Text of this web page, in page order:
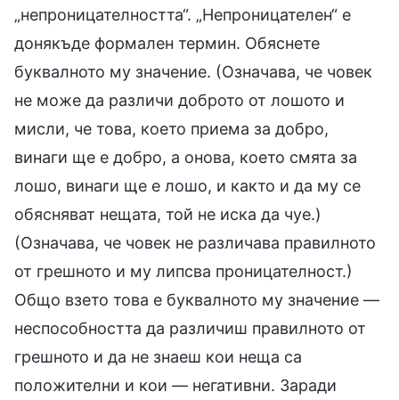
„непроницателността“. „Непроницателен“ е
донякъде формален термин. Обяснете
буквалното му значение. (Означава, че човек
не може да различи доброто от лошото и
мисли, че това, което приема за добро,
винаги ще е добро, а онова, което смята за
лошо, винаги ще е лошо, и както и да му се
обясняват нещата, той не иска да чуе.)
(Означава, че човек не различава правилното
от грешното и му липсва проницателност.)
Общо взето това е буквалното му значение —
неспособността да различиш правилното от
грешното и да не знаеш кои неща са
положителни и кои — негативни. Заради